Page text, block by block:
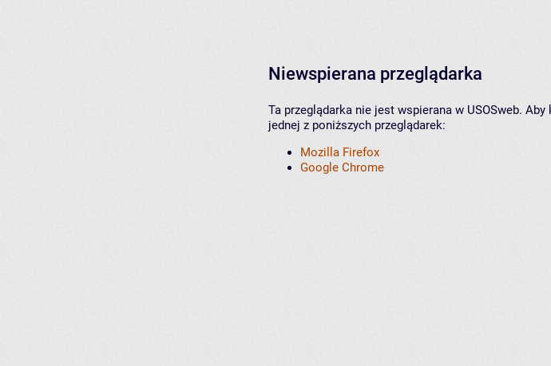
Niewspierana przeglądarka
Ta przeglądarka nie jest wspierana w USOSweb.
jednej z poniższych przeglądarek:
Mozilla Firefox
Google Chrome